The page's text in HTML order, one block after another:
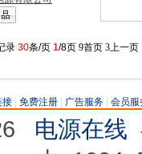
录 30条/页 1/8页 9首页 3上一页
接 免费注册 广告服务 会员服
电源在线